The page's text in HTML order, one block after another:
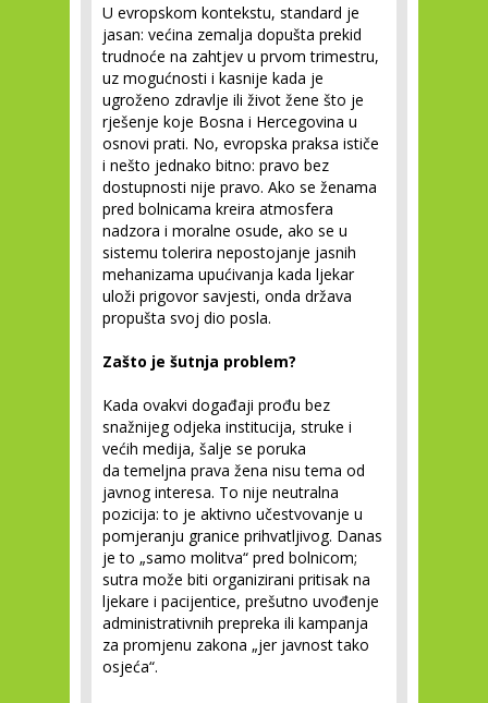
U evropskom kontekstu, standard je
jasan: većina zemalja dopušta prekid
trudnoće na zahtjev u prvom trimestru,
uz mogućnosti i kasnije kada je
ugroženo zdravlje ili život žene što je
rješenje koje Bosna i Hercegovina u
osnovi prati. No, evropska praksa ističe
i nešto jednako bitno: pravo bez
dostupnosti nije pravo. Ako se ženama
pred bolnicama kreira atmosfera
nadzora i moralne osude, ako se u
sistemu tolerira nepostojanje jasnih
mehanizama upućivanja kada ljekar
uloži prigovor savjesti, onda država
propušta svoj dio posla.
Zašto je šutnja problem?
Kada ovakvi događaji prođu bez
snažnijeg odjeka institucija, struke i
većih medija, šalje se poruka
da temeljna prava žena nisu tema od
javnog interesa. To nije neutralna
pozicija: to je aktivno učestvovanje u
pomjeranju granice prihvatljivog. Danas
je to „samo molitva“ pred bolnicom;
sutra može biti organizirani pritisak na
ljekare i pacijentice, prešutno uvođenje
administrativnih prepreka ili kampanja
za promjenu zakona „jer javnost tako
osjeća“.